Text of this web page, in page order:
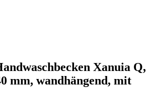
Xanuia Q,
mm, wandhängend, mit